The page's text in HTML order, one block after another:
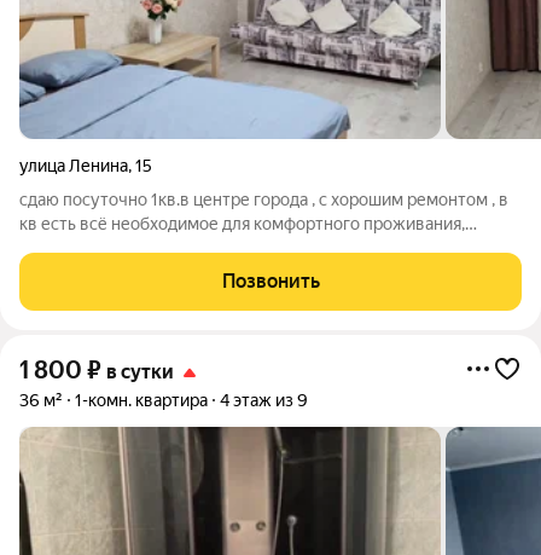
улица Ленина,15
сдаю посуточно 1кв.в центре города , с хорошим ремонтом , в
кв есть всё необходимое для комфортного проживания,
командировонным выдаём отчётные документы, от 3 суток
скидка , по часам в дневное
Позвонить
1 800 ₽ в сутки
36 м² 1-комн. квартира 4 этаж из 9